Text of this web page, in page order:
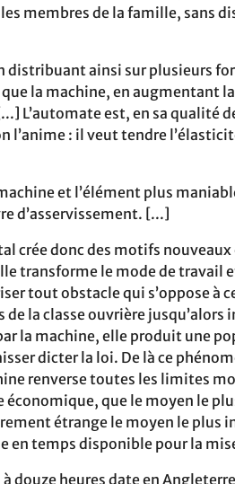
membres de la famille, sans
ainsi sur plusieurs
que la machine, en augmentant
L’automate est, en sa qualité
l’anime : il veut tendre
et l’élément plus
d’asservissement. [...]
crée donc des motifs
transforme le mode de travail
tout obstacle qui s’oppose à
la classe ouvrière
la machine, elle produit une
dicter la loi. De là ce
renverse toutes les limites
économique, que le moyen le
étrange le moyen le plus
en temps disponible pour la
douze heures date en